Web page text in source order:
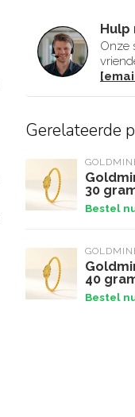
Hulp
Onze
Gerelateerde
30
Bestel
40
Bestel